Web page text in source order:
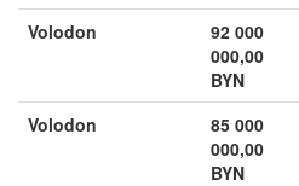
Volodon
92 000
000,00
BYN
Volodon
85 000
000,00
BYN